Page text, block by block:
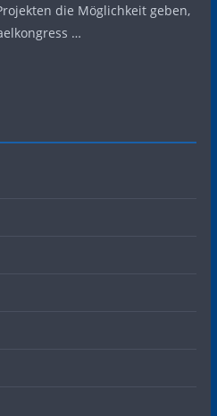
die Möglichkeit geben,
…